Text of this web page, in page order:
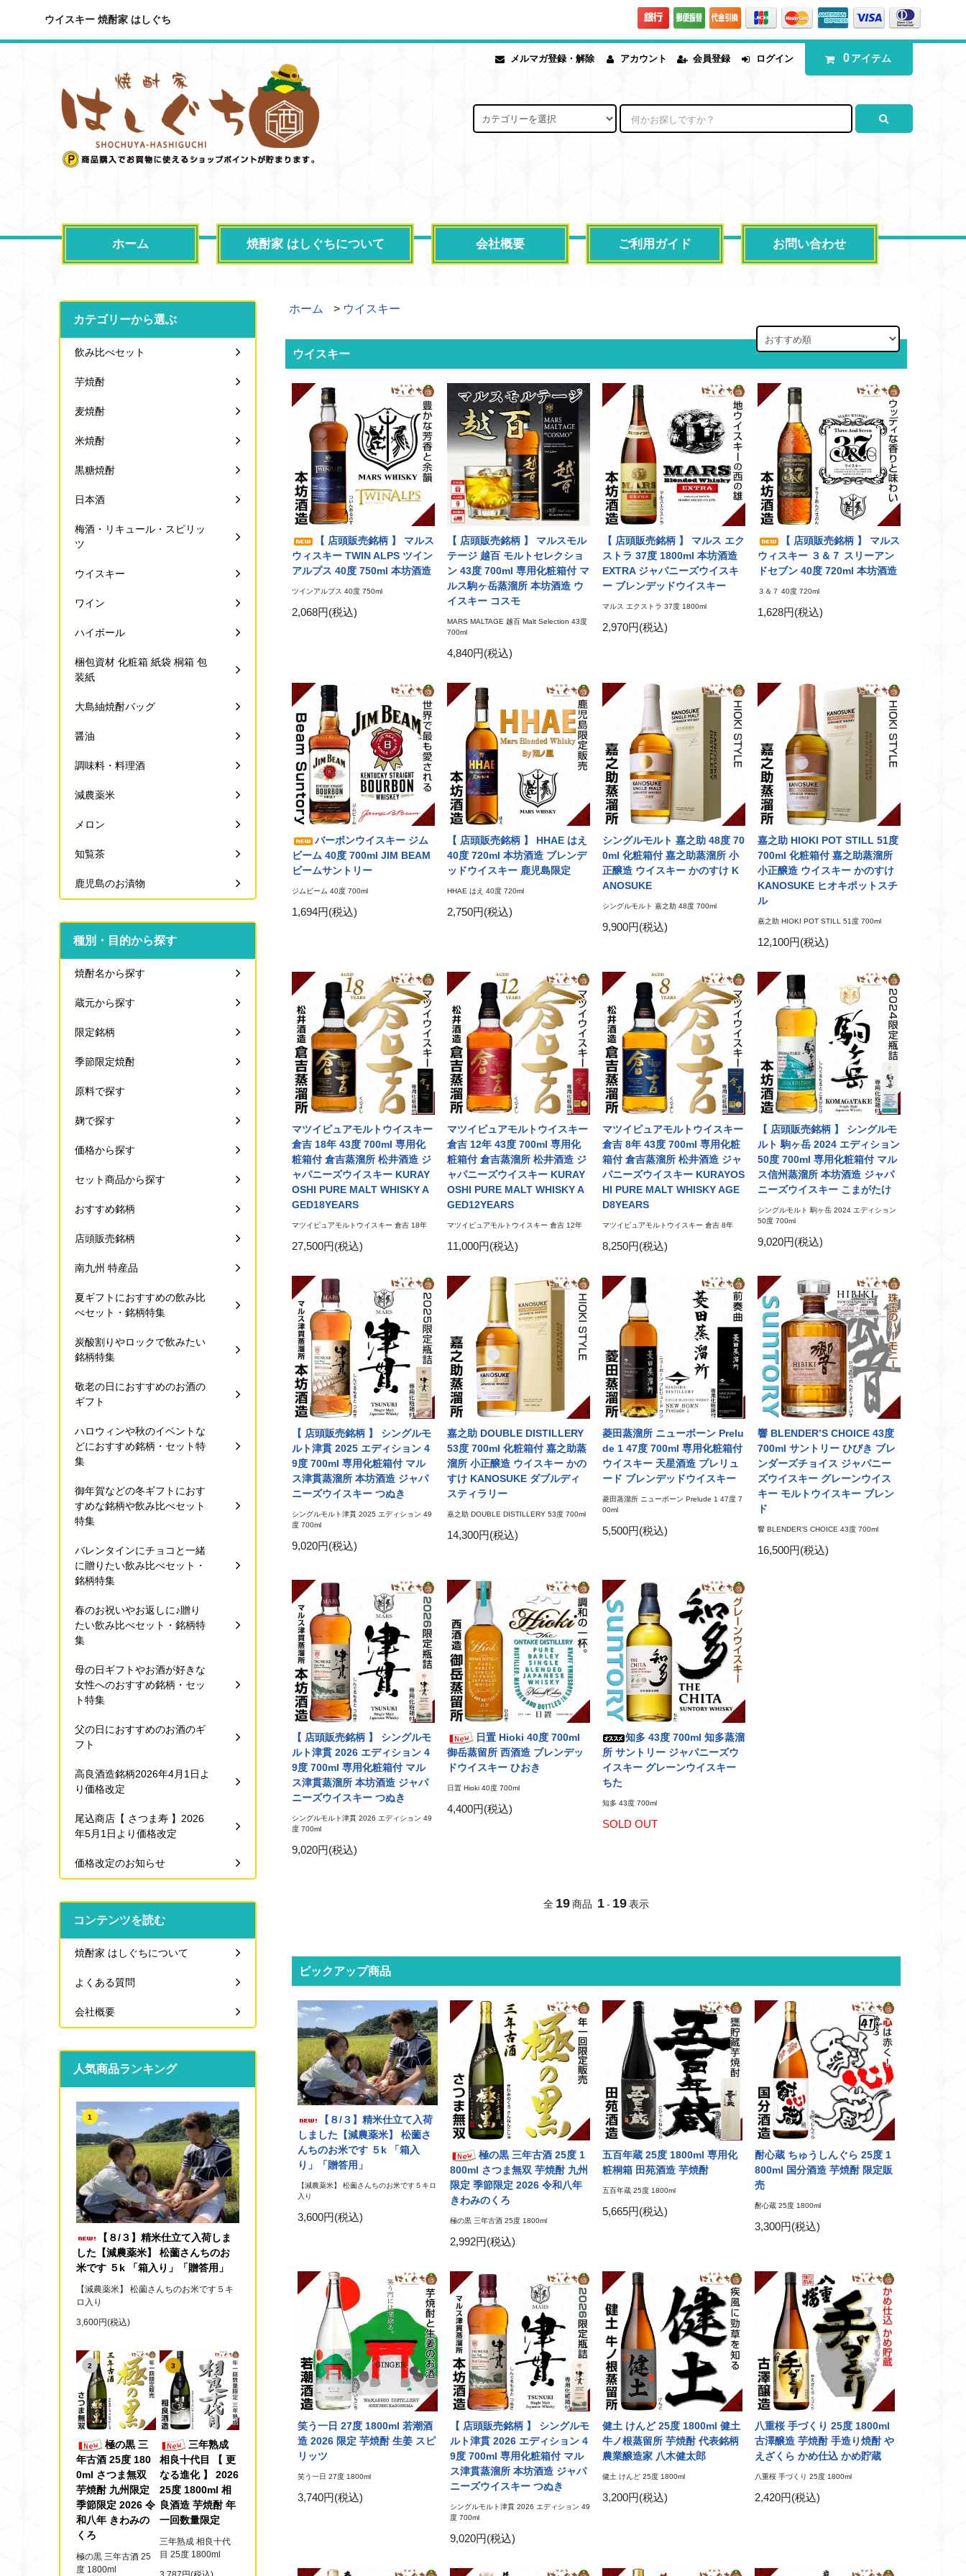
ウイスキー 焼酎家 はしぐち
メルマガ登録・解除 アカウント 会員登録 ログイン 0 アイテム
ホーム 焼酎家 はしぐちについて 会社概要 ご利用ガイド お問い合わせ
ホーム > ウイスキー
ウイスキー
【 店頭販売銘柄 】 マルス
ウィスキー TWIN ALPS ツイン
アルプス 40度 750ml 本坊酒造
ツインアルプス 40度 750ml
2,068円(税込)
【 店頭販売銘柄 】 マルスモル
テージ 越百 モルトセレクショ
ン 43度 700ml 専用化粧箱付 マ
ルス駒ヶ岳蒸溜所 本坊酒造 ウ
イスキー コスモ
MARS MALTAGE 越百 Malt Selection 43度
700ml
4,840円(税込)
【 店頭販売銘柄 】 マルス エク
ストラ 37度 1800ml 本坊酒造
EXTRA ジャパニーズウイスキ
ー ブレンデッドウイスキー
マルス エクストラ 37度 1800ml
2,970円(税込)
【 店頭販売銘柄 】 マルス
ウィスキー ３＆７ スリーアン
ドセブン 40度 720ml 本坊酒造
３＆７ 40度 720ml
1,628円(税込)
バーボンウイスキー ジム
ビーム 40度 700ml JIM BEAM
ビームサントリー
ジムビーム 40度 700ml
1,694円(税込)
【 店頭販売銘柄 】 HHAE はえ
40度 720ml 本坊酒造 ブレンデ
ッドウイスキー 鹿児島限定
HHAE はえ 40度 720ml
2,750円(税込)
シングルモルト 嘉之助 48度 70
0ml 化粧箱付 嘉之助蒸溜所 小
正醸造 ウイスキー かのすけ K
ANOSUKE
シングルモルト 嘉之助 48度 700ml
9,900円(税込)
嘉之助 HIOKI POT STILL 51度
700ml 化粧箱付 嘉之助蒸溜所
小正醸造 ウイスキー かのすけ
KANOSUKE ヒオキポットスチ
ル
嘉之助 HIOKI POT STILL 51度 700ml
12,100円(税込)
マツイピュアモルトウイスキー
倉吉 18年 43度 700ml 専用化
粧箱付 倉吉蒸溜所 松井酒造 ジ
ャパニーズウイスキー KURAY
OSHI PURE MALT WHISKY A
GED18YEARS
マツイピュアモルトウイスキー 倉吉 18年
27,500円(税込)
マツイピュアモルトウイスキー
倉吉 12年 43度 700ml 専用化
粧箱付 倉吉蒸溜所 松井酒造 ジ
ャパニーズウイスキー KURAY
OSHI PURE MALT WHISKY A
GED12YEARS
マツイピュアモルトウイスキー 倉吉 12年
11,000円(税込)
マツイピュアモルトウイスキー
倉吉 8年 43度 700ml 専用化粧
箱付 倉吉蒸溜所 松井酒造 ジャ
パニーズウイスキー KURAYOS
HI PURE MALT WHISKY AGE
D8YEARS
マツイピュアモルトウイスキー 倉吉 8年
8,250円(税込)
【 店頭販売銘柄 】 シングルモ
ルト 駒ヶ岳 2024 エディション
50度 700ml 専用化粧箱付 マル
ス信州蒸溜所 本坊酒造 ジャパ
ニーズウイスキー こまがたけ
シングルモルト 駒ヶ岳 2024 エディション
50度 700ml
9,020円(税込)
【 店頭販売銘柄 】 シングルモ
ルト津貫 2025 エディション 4
9度 700ml 専用化粧箱付 マル
ス津貫蒸溜所 本坊酒造 ジャパ
ニーズウイスキー つぬき
シングルモルト津貫 2025 エディション 49
度 700ml
9,020円(税込)
嘉之助 DOUBLE DISTILLERY
53度 700ml 化粧箱付 嘉之助蒸
溜所 小正醸造 ウイスキー かの
すけ KANOSUKE ダブルディ
スティラリー
嘉之助 DOUBLE DISTILLERY 53度 700ml
14,300円(税込)
菱田蒸溜所 ニューボーン Prelu
de 1 47度 700ml 専用化粧箱付
ウイスキー 天星酒造 プレリュ
ード ブレンデッドウイスキー
菱田蒸溜所 ニューボーン Prelude 1 47度 7
00ml
5,500円(税込)
響 BLENDER’S CHOICE 43度
700ml サントリー ひびき ブレ
ンダーズチョイス ジャパニー
ズウイスキー グレーンウイス
キー モルトウイスキー ブレン
ド
響 BLENDER’S CHOICE 43度 700ml
16,500円(税込)
【 店頭販売銘柄 】 シングルモ
ルト津貫 2026 エディション 4
9度 700ml 専用化粧箱付 マル
ス津貫蒸溜所 本坊酒造 ジャパ
ニーズウイスキー つぬき
シングルモルト津貫 2026 エディション 49
度 700ml
9,020円(税込)
日置 Hioki 40度 700ml
御岳蒸留所 西酒造 ブレンデッ
ドウイスキー ひおき
日置 Hioki 40度 700ml
4,400円(税込)
知多 43度 700ml 知多蒸溜
所 サントリー ジャパニーズウ
イスキー グレーンウイスキー
ちた
知多 43度 700ml
SOLD OUT
全 19商品 1- 19表示
ピックアップ商品
【８/３】精米仕立て入荷
しました【減農薬米】 松薗さ
んちのお米です ５k 「箱入
り」「贈答用」
【減農薬米】 松薗さんちのお米です５キロ
入り
3,600円(税込)
極の黒 三年古酒 25度 1
800ml さつま無双 芋焼酎 九州
限定 季節限定 2026 令和八年
きわみのくろ
極の黒 三年古酒 25度 1800ml
2,992円(税込)
五百年蔵 25度 1800ml 専用化
粧桐箱 田苑酒造 芋焼酎
五百年蔵 25度 1800ml
5,665円(税込)
酎心蔵 ちゅうしんぐら 25度 1
800ml 国分酒造 芋焼酎 限定販
売
酎心蔵 25度 1800ml
3,300円(税込)
笑う一日 27度 1800ml 若潮酒
造 2026 限定 芋焼酎 生姜 スピ
リッツ
笑う一日 27度 1800ml
3,740円(税込)
【 店頭販売銘柄 】 シングルモ
ルト津貫 2026 エディション 4
9度 700ml 専用化粧箱付 マル
ス津貫蒸溜所 本坊酒造 ジャパ
ニーズウイスキー つぬき
シングルモルト津貫 2026 エディション 49
度 700ml
9,020円(税込)
健土 けんど 25度 1800ml 健土
牛ノ根蒸留所 芋焼酎 代表銘柄
農業醸造家 八木健太郎
健土 けんど 25度 1800ml
3,200円(税込)
八重桜 手づくり 25度 1800ml
古澤醸造 芋焼酎 手造り焼酎 や
えざくら かめ仕込 かめ貯蔵
八重桜 手づくり 25度 1800ml
2,420円(税込)
カテゴリーから選ぶ
飲み比べセット
芋焼酎
麦焼酎
米焼酎
黒糖焼酎
日本酒
梅酒・リキュール・スピリッ
ツ
ウイスキー
ワイン
ハイボール
梱包資材 化粧箱 紙袋 桐箱 包
装紙
大島紬焼酎バッグ
醤油
調味料・料理酒
減農薬米
メロン
知覧茶
鹿児島のお漬物
種別・目的から探す
焼酎名から探す
蔵元から探す
限定銘柄
季節限定焼酎
原料で探す
麹で探す
価格から探す
セット商品から探す
おすすめ銘柄
店頭販売銘柄
南九州 特産品
夏ギフトにおすすめの飲み比
べセット・銘柄特集
炭酸割りやロックで飲みたい
銘柄特集
敬老の日におすすめのお酒の
ギフト
ハロウィンや秋のイベントな
どにおすすめ銘柄・セット特
集
御年賀などの冬ギフトにおす
すめな銘柄や飲み比べセット
特集
バレンタインにチョコと一緒
に贈りたい飲み比べセット・
銘柄特集
春のお祝いやお返しに♪贈り
たい飲み比べセット・銘柄特
集
母の日ギフトやお酒が好きな
女性へのおすすめ銘柄・セッ
ト特集
父の日におすすめのお酒のギ
フト
高良酒造銘柄2026年4月1日よ
り価格改定
尾込商店【 さつま寿 】2026
年5月1日より価格改定
価格改定のお知らせ
コンテンツを読む
焼酎家 はしぐちについて
よくある質問
会社概要
人気商品ランキング
1
【８/３】精米仕立て入荷しま
した【減農薬米】 松薗さんちのお
米です ５k 「箱入り」「贈答用」
【減農薬米】 松薗さんちのお米です５キ
ロ入り
3,600円(税込)
2
極の黒 三
年古酒 25度 180
0ml さつま無双
芋焼酎 九州限定
季節限定 2026 令
和八年 きわみの
くろ
極の黒 三年古酒 25
度 1800ml
3
三年熟成
相良十代目 【 更
なる進化 】 2026
25度 1800ml 相
良酒造 芋焼酎 年
一回数量限定
三年熟成 相良十代
目 25度 1800ml